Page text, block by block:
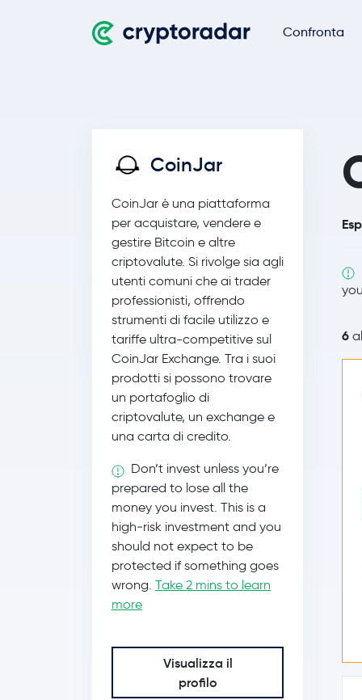
Confronta
CoinJar
CoinJar è una piattaforma
per acquistare, vendere e
gestire Bitcoin e altre
criptovalute. Si rivolge sia agli
utenti comuni che ai trader
professionisti, offrendo
strumenti di facile utilizzo e
tariffe ultra-competitive sul
CoinJar Exchange. Tra i suoi
prodotti si possono trovare
un portafoglio di
criptovalute, un exchange e
una carta di credito.
Don’t invest unless you’re
prepared to lose all the
money you invest. This is a
high‑risk investment and you
should not expect to be
protected if something goes
wrong. Take 2 mins to learn
more
Visualizza il
profilo
6